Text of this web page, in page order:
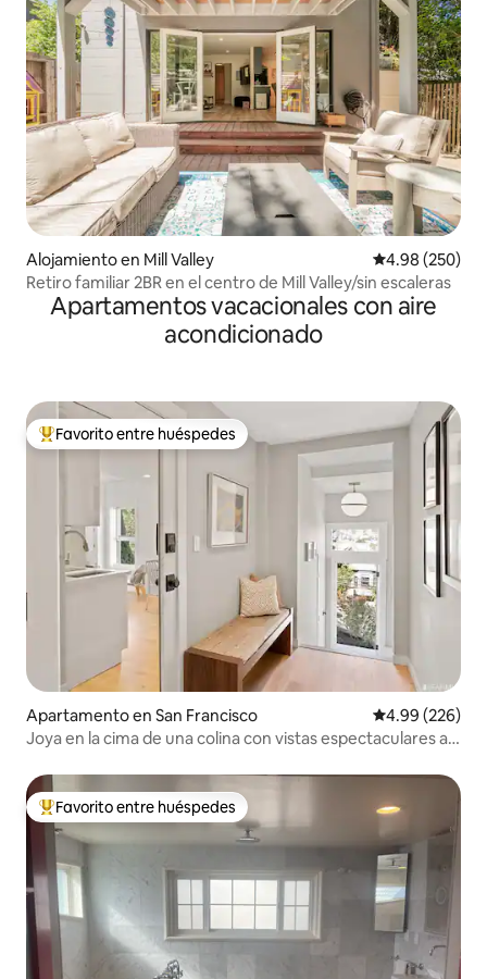
Alojamiento en Mill Valley Calificación
4.98 (250)
Retiro familiar 2BR en el centro de Mill Valley/sin escaleras
Apartamentos vacacionales con aire
acondicionado
Favorito entre huéspedes preferido
Favorito entre huéspedes
Apartamento en San Francisco Calificación
4.99 (226)
Joya en la cima de una colina con vistas espectaculares a
Favorito entre huéspedes preferido
Favorito entre huéspedes